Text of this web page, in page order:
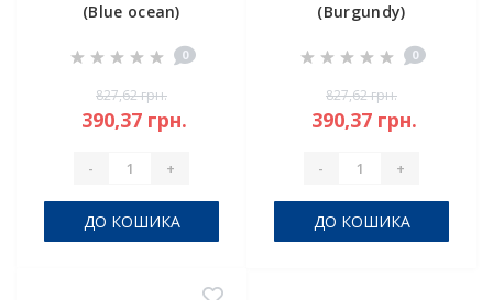
(Blue ocean)
0
827,62 грн.
390,37 грн.
- +
ДО КОШИКА
(Burgundy)
0
827,62 грн.
390,37 грн.
- +
ДО КОШИКА